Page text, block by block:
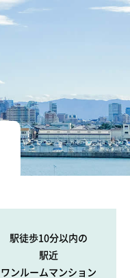
駅徒歩10分以内の
駅近
ワンルームマンション